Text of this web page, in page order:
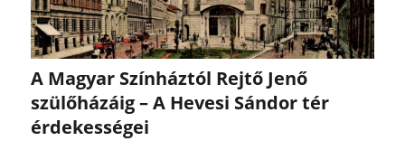
A Magyar Színháztól Rejtő Jenő
szülőházáig – A Hevesi Sándor tér
érdekességei